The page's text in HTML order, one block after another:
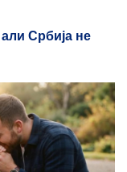
Србија не